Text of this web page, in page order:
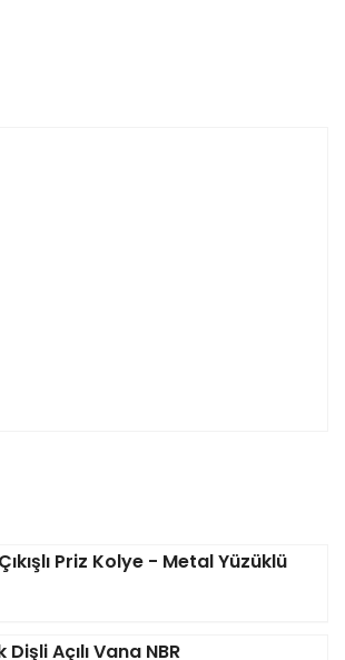
Priz Kolye - Metal Yüzüklü
Dişli Açılı Vana NBR